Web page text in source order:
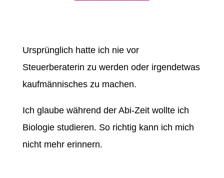
Ursprünglich hatte ich nie vor
Steuerberaterin zu werden oder irgendetwas
kaufmännisches zu machen.
Ich glaube während der Abi-Zeit wollte ich
Biologie studieren. So richtig kann ich mich
nicht mehr erinnern.